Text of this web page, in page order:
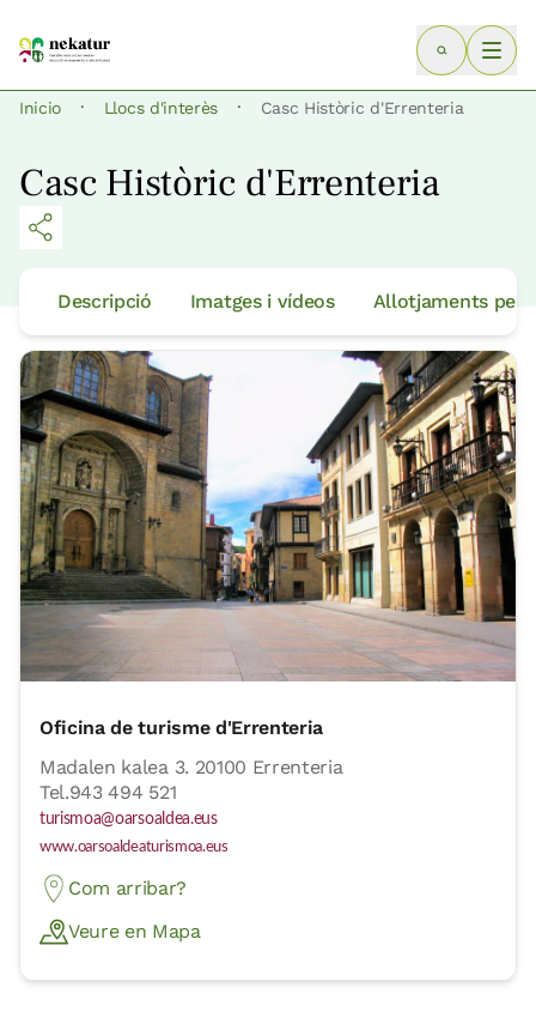
Inicio · Llocs d'interès · Casc Històric d'Errenteria
Casc Històric d'Errenteria
Descripció Imatges i vídeos Allotjaments per
Oficina de turisme d'Errenteria
Madalen kalea 3. 20100 Errenteria
Tel.943 494 521
turismoa@oarsoaldea.eus
www.oarsoaldeaturismoa.eus
Com arribar?
Veure en Mapa